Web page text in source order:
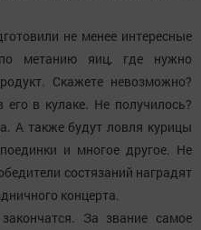
не менее интересные
метанию яиц, где нужно
Скажете невозможно?
в кулаке. Не получилось?
А также будут ловля курицы
и многое другое. Не
состязаний наградят
концерта.
За звание самое